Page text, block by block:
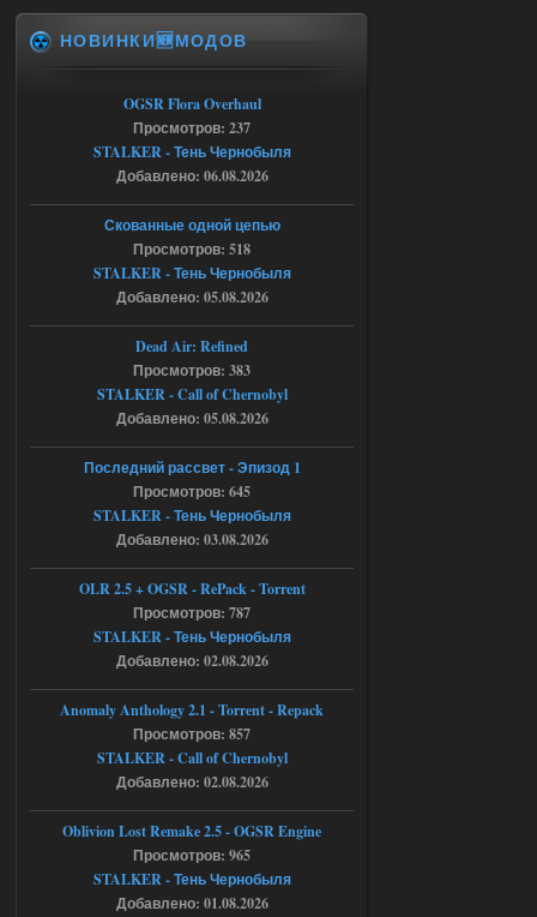
Доступно только для пользователей
Ответить ➤
Спавнер + Правки + Античит - Dead
City Final
Что то не работает спавнер,
все устанавливал по
мануалу......
Ответить ➤
06.08.2026
Игра для сталкера 21-очко
ruslanpyrusov
как изменить макс сумму
ставки в файлах чтобы
ставить больше 1 к
Ответить ➤
05.08.2026
Тайна Зоны - Remaster 2026
Stalker-Mods-Clan-su
Доступно только для пользователей
Ответить ➤
05.08.2026
Тайна Зоны - Remaster 2026
патч я установил после
установки мода, да, ладно,
наверное вы правы придется ожидать
НОВИНКИ🆕МОДОВ
OGSR Flora Overhaul
Просмотров: 237
STALKER - Тень Чернобыля
Добавлено: 06.08.2026
Скованные одной цепью
Просмотров: 518
STALKER - Тень Чернобыля
Добавлено: 05.08.2026
Dead Air: Refined
Просмотров: 383
STALKER - Call of Chernobyl
Добавлено: 05.08.2026
Последний рассвет - Эпизод 1
Просмотров: 645
STALKER - Тень Чернобыля
Добавлено: 03.08.2026
OLR 2.5 + OGSR - RePack - Torrent
Просмотров: 787
STALKER - Тень Чернобыля
Добавлено: 02.08.2026
Anomaly Anthology 2.1 - Torrent - Repack
Просмотров: 857
STALKER - Call of Chernobyl
Добавлено: 02.08.2026
Oblivion Lost Remake 2.5 - OGSR Engine
Просмотров: 965
STALKER - Тень Чернобыля
Добавлено: 01.08.2026